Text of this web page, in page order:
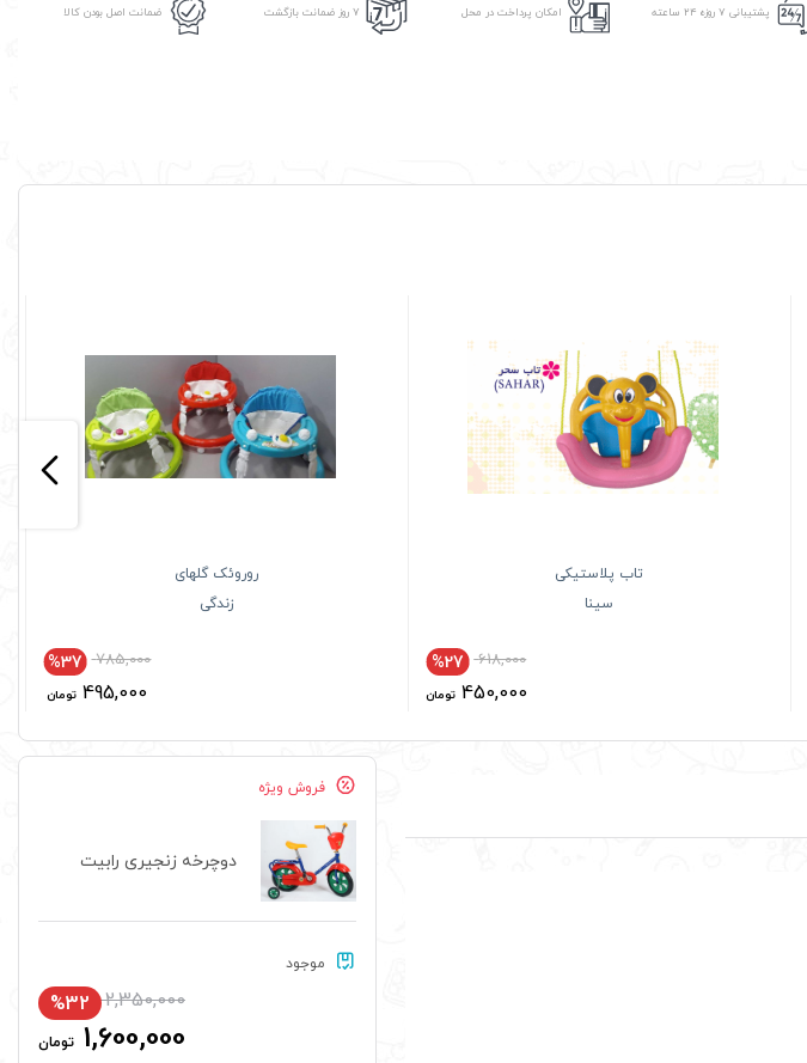
پشتیبانی ۷ روزه ۲۴ ساعته امکان پرداخت در محل 7 روز ضمانت بازگشت ضمانت اصل بودن کالا
تاب پلاستیکی
سینا
%27 618,000
450,000 تومان
روروئک گلهای
زندگی
%37 785,000
495,000 تومان
فروش ویژه
دوچرخه زنجیری رابیت
موجود
2,350,000
1,600,000 تومان
%32